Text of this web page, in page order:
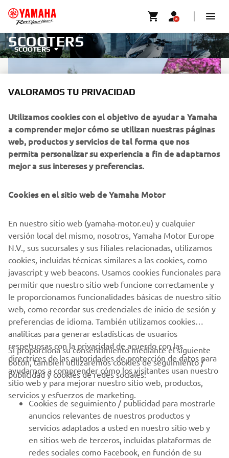
SCOOTERS
SCOOTERS
SWITCH ON ZERO MODE
yBOOSTER, Yamaha está ofreciendo una gama de
productos eléctricos que te permiten moverte
fácilmente dentro de tu ciudad con CERO estrés,
CERO ruido y CERO emisiones.
ACTIVA EL MODO ZERO
CORPORATIVO
PROFESIONALES
MÁS YAMAHA
AYUDA
VALORAMOS TU PRIVACIDAD
Utilizamos cookies con el objetivo de ayudar a Yamaha
a comprender mejor cómo se utilizan nuestras páginas
web, productos y servicios de tal forma que nos
permita personalizar su experiencia a fin de adaptarnos
mejor a sus intereses y preferencias.
Cookies en el sitio web de Yamaha Motor
En nuestro sitio web (yamaha-motor.eu) y cualquier
versión local del mismo, nosotros, Yamaha Motor Europe
N.V., sus sucursales y sus filiales relacionadas, utilizamos
cookies, incluidas técnicas similares a las cookies, como
javascript y web beacons. Usamos cookies funcionales para
permitir que nuestro sitio web funcione correctamente y
le proporcionamos funcionalidades básicas de nuestro sitio
web, como recordar sus credenciales de inicio de sesión y
preferencias de idioma. También utilizamos cookies
analíticas para generar estadísticas de usuarios
respetuosas con la privacidad de acuerdo con las
directrices de las autoridades de protección de datos para
ayudarnos a comprender cómo los visitantes usan nuestro
sitio web y para mejorar nuestro sitio web, productos,
servicios y esfuerzos de marketing.
Si proporciona su consentimiento mediante el siguiente
botón, también utilizaremos cookies de seguimiento /
publicidad y cookies de redes sociales:
Cookies de seguimiento / publicidad para mostrarle
anuncios relevantes de nuestros productos y
servicios adaptados a usted en nuestro sitio web y
en sitios web de terceros, incluidas plataformas de
redes sociales como Facebook, en función de su